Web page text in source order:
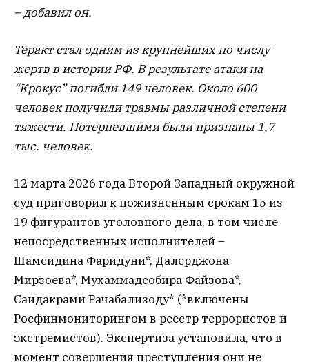
– добавил он.
Теракт стал одним из крупнейших по числу
жертв в истории РФ. В результате атаки на
“Крокус” погибли 149 человек. Около 600
человек получили травмы различной степени
тяжести. Потерпевшими были признаны 1,7
тыс. человек.
12 марта 2026 года Второй Западный окружной
суд приговорил к пожизненным срокам 15 из
19 фигурантов уголовного дела, в том числе
непосредственных исполнителей –
Шамсидина Фаридуни*, Далерджона
Мирзоева*, Мухаммадсобира Файзова*,
Саидакрами Рачабализоду* (*включены
Росфинмониторингом в реестр террористов и
экстремистов). Экспертиза установила, что в
момент совершения преступления они не